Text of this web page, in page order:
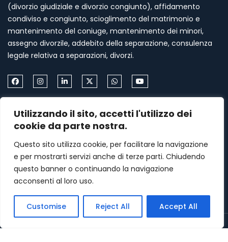
Utilizzando il sito, accetti l'utilizzo dei
cookie da parte nostra.
Questo sito utilizza cookie, per facilitare la navigazione
e per mostrarti servizi anche di terze parti. Chiudendo
questo banner o continuando la navigazione
acconsenti al loro uso.
Customise Reject All Accept All
(divorzio giudiziale e divorzio congiunto), affidamento
condiviso e congiunto, scioglimento del matrimonio e
mantenimento del coniuge, mantenimento dei minori,
assegno divorzile, addebito della separazione, consulenza
legale relativa a separazioni, divorzi.
Come Contattarmi
Formia via Palazzo Condotto 18
+39 339 459 87 67
menasomma75@gmail.com
Lunedi–Venerdì: 9am – 7pm